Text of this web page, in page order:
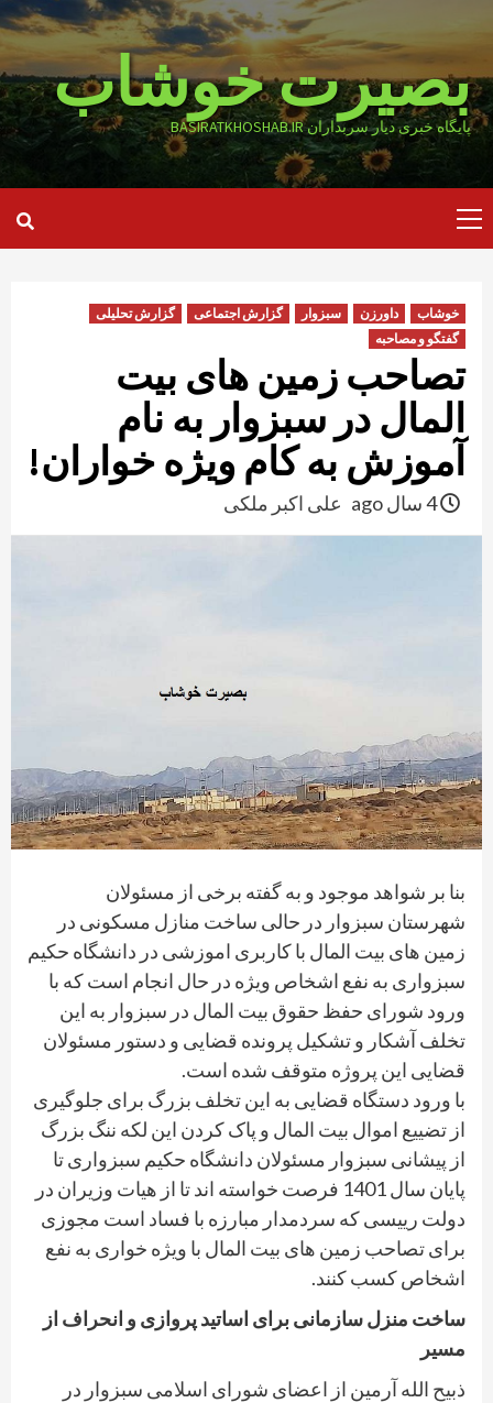
content
بصیرت خوشاب
پایگاه خبری دیار سربداران BASIRATKHOSHAB.IR
Primary
خوشاب داورزن سبزوار گزارش اجتماعی
گزارش تحلیلی
گفتگو و مصاحبه
تصاحب زمین های بیت
المال در سبزوار به نام
آموزش به کام ویژه خواران!
4 سال ago علی اکبر ملکی
بنا بر شواهد موجود و به گفته برخی از مسئولان
شهرستان سبزوار در حالی ساخت منازل مسکونی در
زمین های بیت المال با کاربری اموزشی در دانشگاه حکیم
سبزواری به نفع اشخاص ویژه در حال انجام است که با
ورود شورای حفظ حقوق بیت المال در سبزوار به این
تخلف آشکار و تشکیل پرونده قضایی و دستور مسئولان
قضایی این پروژه متوقف شده است.
با ورود دستگاه قضایی به این تخلف بزرگ برای جلوگیری
از تضییع اموال بیت المال و پاک کردن این لکه ننگ بزرگ
از پیشانی سبزوار مسئولان دانشگاه حکیم سبزواری تا
پایان سال 1401 فرصت خواسته اند تا از هیات وزیران در
دولت رییسی که سردمدار مبارزه با فساد است مجوزی
برای تصاحب زمین های بیت المال با ویژه خواری به نفع
اشخاص کسب کنند.
ساخت منزل سازمانی برای اساتید پروازی و انحراف از
مسیر
ذبیح الله آرمین از اعضای شورای اسلامی سبزوار در